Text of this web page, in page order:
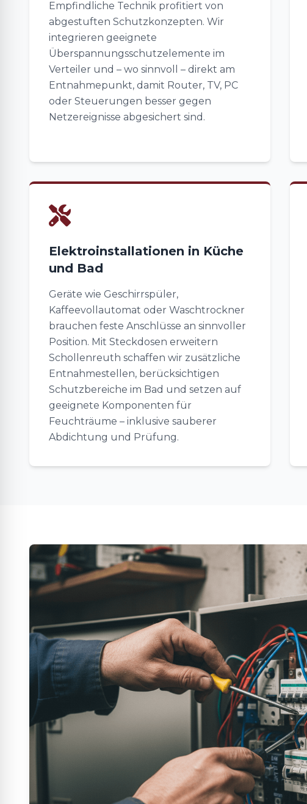
Empfindliche Technik profitiert von
abgestuften Schutzkonzepten. Wir
integrieren geeignete
Überspannungsschutzelemente im
Verteiler und – wo sinnvoll – direkt am
Entnahmepunkt, damit Router, TV, PC
oder Steuerungen besser gegen
Netzereignisse abgesichert sind.
Elektroinstallationen in Küche
und Bad
Geräte wie Geschirrspüler,
Kaffeevollautomat oder Waschtrockner
brauchen feste Anschlüsse an sinnvoller
Position. Mit Steckdosen erweitern
Schollenreuth schaffen wir zusätzliche
Entnahmestellen, berücksichtigen
Schutzbereiche im Bad und setzen auf
geeignete Komponenten für
Feuchträume – inklusive sauberer
Abdichtung und Prüfung.